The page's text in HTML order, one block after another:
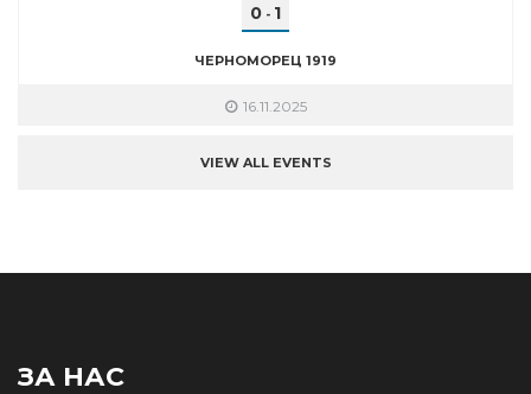
0 - 1
ЧЕРНОМОРЕЦ 1919
16.11.2025
VIEW ALL EVENTS
ЗА НАС